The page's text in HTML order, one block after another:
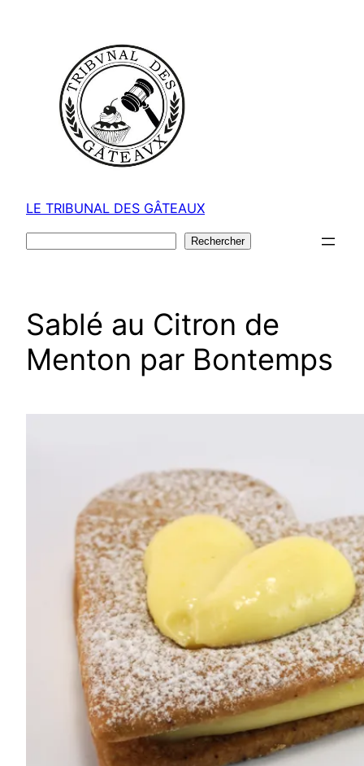
LE TRIBUNAL DES GÂTEAUX
Rechercher
Sablé au Citron de
Menton par Bontemps